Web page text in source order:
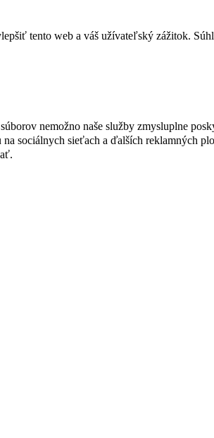
tento web a váš užívateľský zážitok.
nemožno naše služby zmysluplne
sociálnych sieťach a ďalších reklamných